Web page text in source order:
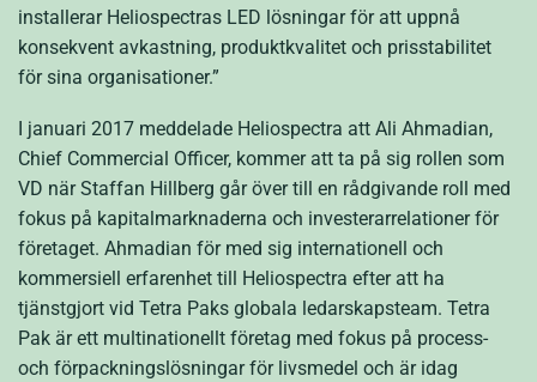
installerar Heliospectras LED lösningar för att uppnå
konsekvent avkastning, produktkvalitet och prisstabilitet
för sina organisationer.”
I januari 2017 meddelade Heliospectra att Ali Ahmadian,
Chief Commercial Officer, kommer att ta på sig rollen som
VD när Staffan Hillberg går över till en rådgivande roll med
fokus på kapitalmarknaderna och investerarrelationer för
företaget. Ahmadian för med sig internationell och
kommersiell erfarenhet till Heliospectra efter att ha
tjänstgjort vid Tetra Paks globala ledarskapsteam. Tetra
Pak är ett multinationellt företag med fokus på process-
och förpackningslösningar för livsmedel och är idag